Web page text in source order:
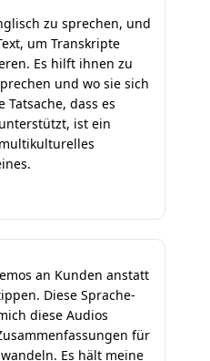
zu sprechen, und
um Transkripte
Es hilft ihnen zu
und wo sie sich
Tatsache, dass es
ist ein
an Kunden anstatt
Diese Sprache-
diese Audios
für
Es hält meine